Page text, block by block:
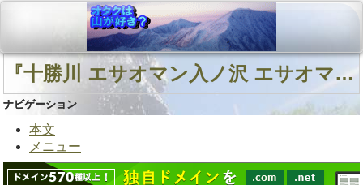
『十勝川 エサオマン入ノ沢 エサオマントッタベツ岳』に関連する山行
ナビゲーション
本文
メニュー